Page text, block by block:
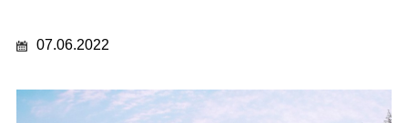
07.06.2022